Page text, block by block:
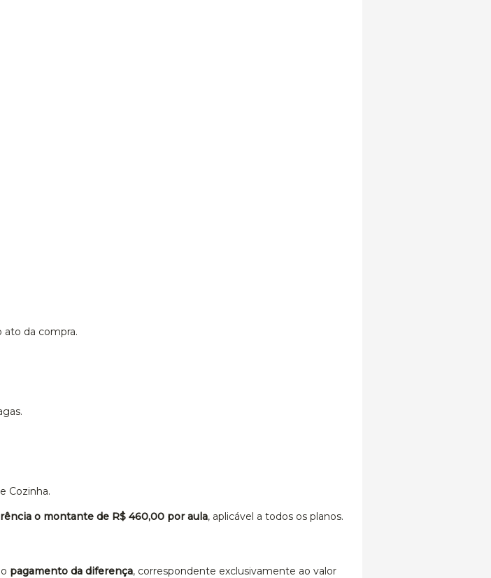
ato da compra.
Cozinha.
o montante de R$ 460,00 por aula, aplicável a todos os planos.
pagamento da diferença, correspondente exclusivamente ao valor